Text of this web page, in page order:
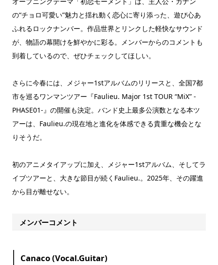
の“チョロ可愛い”魅力と揺れ動く恋心に寄り添った、遊び心あ
ふれるロックナンバー。作品世界とリンクした軽快なサウンド
が、物語の幕開けを鮮やかに彩る。メンバーからのコメントも
到着しているので、ぜひチェックしてほしい。
さらに今春には、メジャー1stアルバムのリリースと、全国7都
市を巡るワンマンツアー『Faulieu. Major 1st TOUR “MiX” -
PHASE01-』の開催も決定。バンド史上最多公演数となる本ツ
アーは、Faulieu.の現在地と進化を体感できる貴重な機会とな
りそうだ。
初のアニメタイアップに加え、メジャー1stアルバム、そしてラ
イブツアーと、大きな節目が続くFaulieu.。2025年、その躍進
から目が離せない。
メンバーコメント
Canaco (Vocal.Guitar)